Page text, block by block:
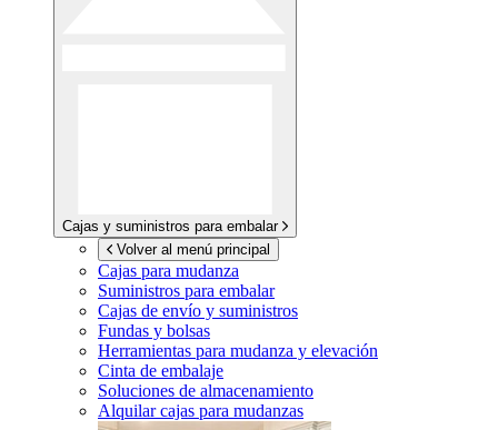
Cajas y suministros para embalar
Volver al menú principal
Cajas para mudanza
Suministros para embalar
Cajas de envío y suministros
Fundas y bolsas
Herramientas para mudanza y elevación
Cinta de embalaje
Soluciones de almacenamiento
Alquilar cajas para mudanzas